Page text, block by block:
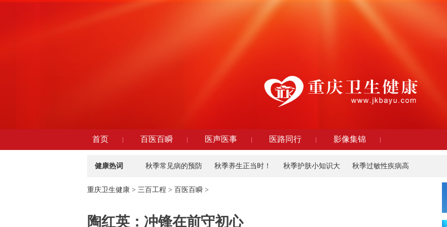
首页 百医百瞬 医声医事 医路同行 影像集锦
健康热词 秋季常见病的预防 秋季养生正当时！ 秋季护肤小知识大 秋季过敏性疾病高
重庆卫生健康 > 三百工程 > 百医百瞬 >
陶红英：冲锋在前守初心